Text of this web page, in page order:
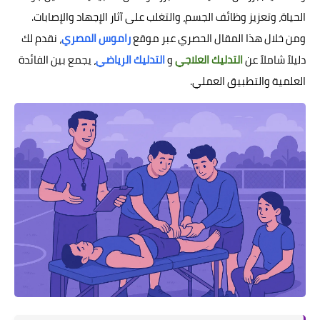
الحياة، وتعزيز وظائف الجسم، والتغلب على آثار الإجهاد والإصابات.
ومن خلال هذا المقال الحصري عبر موقعراموس المصري، نقدم لك
دليلاً شاملاً عنالتدليك العلاجيوالتدليك الرياضي، يجمع بين الفائدة
العلمية والتطبيق العملي.